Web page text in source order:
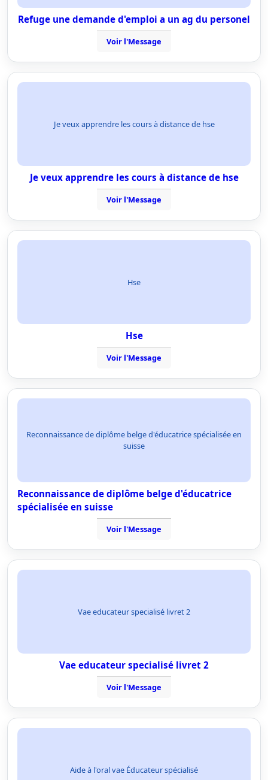
Refuge une demande d'emploi a un ag du personel
Voir l'Message
Je veux apprendre les cours à distance de hse
Je veux apprendre les cours à distance de hse
Voir l'Message
Hse
Hse
Voir l'Message
Reconnaissance de diplôme belge d'éducatrice spécialisée en
suisse
Reconnaissance de diplôme belge d'éducatrice
spécialisée en suisse
Voir l'Message
Vae educateur specialisé livret 2
Vae educateur specialisé livret 2
Voir l'Message
Aide à l'oral vae Éducateur spécialisé